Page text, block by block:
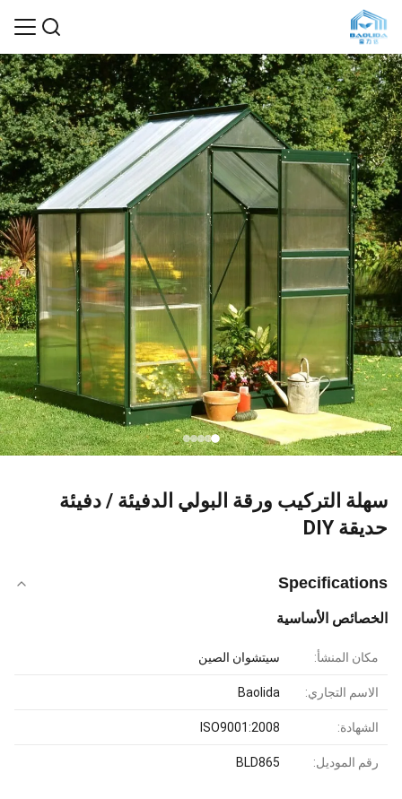
سهلة التركيب ورقة البولي الدفيئة / دفيئة
حديقة DIY
Specifications
الخصائص الأساسية
مكان المنشأ: سيتشوان الصين
الاسم التجاري: Baolida
الشهادة: ISO9001:2008
رقم الموديل: BLD865